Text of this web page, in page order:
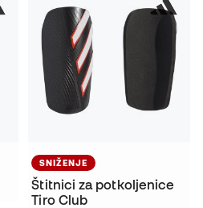
SNIŽENJE
Štitnici za potkoljenice
Tiro Club